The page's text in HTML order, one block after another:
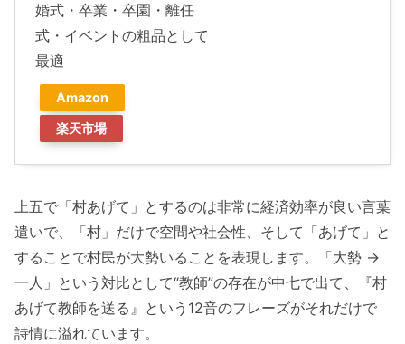
婚式・卒業・卒園・離任
式・イベントの粗品として
最適
Amazon
楽天市場
上五で「村あげて」とするのは非常に経済効率が良い言葉
遣いで、「村」だけで空間や社会性、そして「あげて」と
することで村民が大勢いることを表現します。「大勢 →
一人」という対比として“教師”の存在が中七で出て、『村
あげて教師を送る』という12音のフレーズがそれだけで
詩情に溢れています。